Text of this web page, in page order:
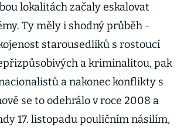
lokalitách začaly eskalovat
Ty měly i shodný průběh -
starousedlíků s rostoucí
a kriminalitou, pak
a nakonec konflikty s
se to odehrálo v roce 2008 a
17. listopadu pouličním násilím,